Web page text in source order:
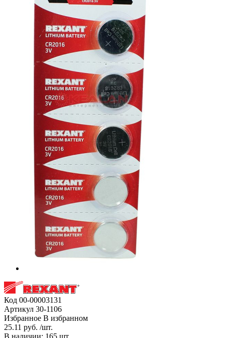
Код 00-00003131
Артикул 30-1106
Избранное В избранном
25.11 руб. /шт.
В наличии: 165 шт.